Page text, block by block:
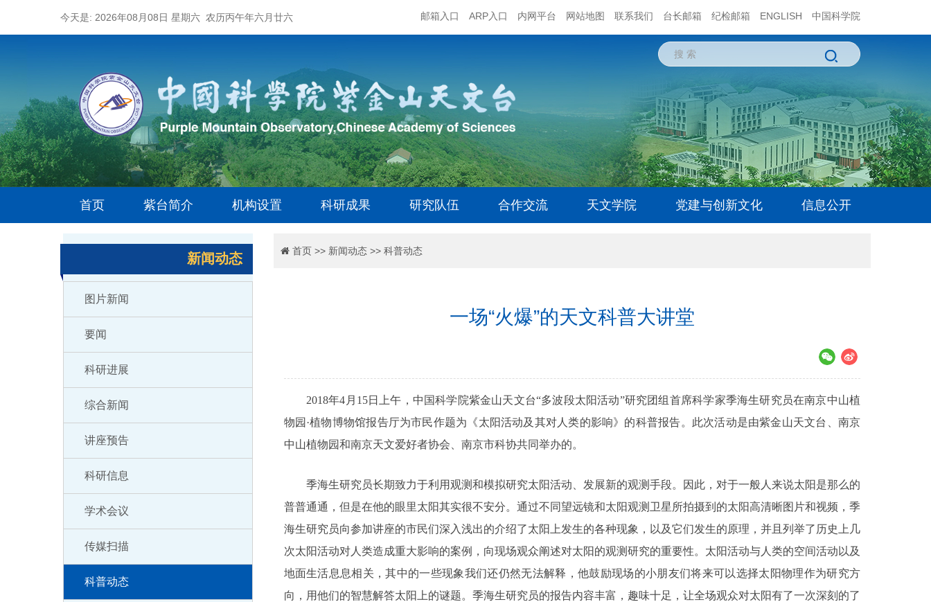
今天是: 2026年08月08日 星期六 农历丙午年六月廿六 邮箱入口 ARP入口 内网平台 网站地图 联系我们 台长邮箱 纪检邮箱 ENGLISH 中国科学院
首页 紫台简介 机构设置 科研成果 研究队伍 合作交流 天文学院 党建与创新文化 信息公开
新闻动态
图片新闻
要闻
科研进展
综合新闻
讲座预告
科研信息
学术会议
传媒扫描
科普动态
首页>> 新闻动态>> 科普动态
一场“火爆”的天文科普大讲堂
2018年4月15日上午，中国科学院紫金山天文台“多波段太阳活动”研究团组首席科学家季海生研究员在南京中山植
物园·植物博物馆报告厅为市民作题为《太阳活动及其对人类的影响》的科普报告。此次活动是由紫金山天文台、南京
中山植物园和南京天文爱好者协会、南京市科协共同举办的。
季海生研究员长期致力于利用观测和模拟研究太阳活动、发展新的观测手段。因此，对于一般人来说太阳是那么的
普普通通，但是在他的眼里太阳其实很不安分。通过不同望远镜和太阳观测卫星所拍摄到的太阳高清晰图片和视频，季
海生研究员向参加讲座的市民们深入浅出的介绍了太阳上发生的各种现象，以及它们发生的原理，并且列举了历史上几
次太阳活动对人类造成重大影响的案例，向现场观众阐述对太阳的观测研究的重要性。太阳活动与人类的空间活动以及
地面生活息息相关，其中的一些现象我们还仍然无法解释，他鼓励现场的小朋友们将来可以选择太阳物理作为研究方
向，用他们的智慧解答太阳上的谜题。季海生研究员的报告内容丰富，趣味十足，让全场观众对太阳有了一次深刻的了